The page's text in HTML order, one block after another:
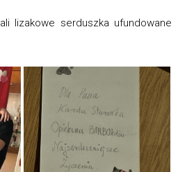
lizakowe serduszka ufundowane